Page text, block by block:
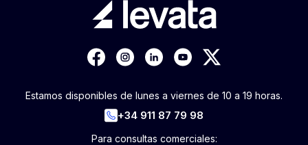
Estamos disponibles de lunes a viernes de 10 a 19 horas.
+34 911 87 79 98
Para consultas comerciales: